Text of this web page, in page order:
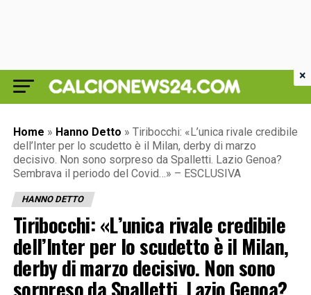
Home » Hanno Detto » Tiribocchi: «L’unica rivale credibile
dell’Inter per lo scudetto è il Milan, derby di marzo
decisivo. Non sono sorpreso da Spalletti. Lazio Genoa?
Sembrava il periodo del Covid…» – ESCLUSIVA
HANNO DETTO
Tiribocchi: «L’unica rivale credibile
dell’Inter per lo scudetto è il Milan,
derby di marzo decisivo. Non sono
sorpreso da Spalletti. Lazio Genoa?
×